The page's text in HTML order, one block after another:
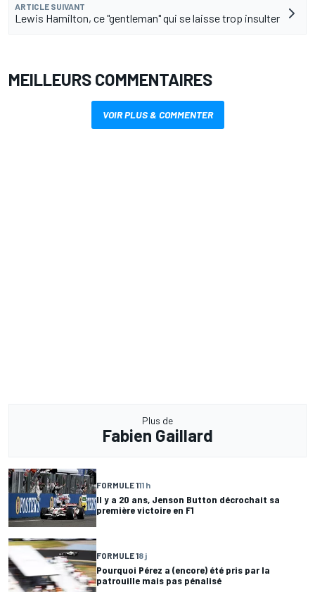
ARTICLE SUIVANT
Lewis Hamilton, ce "gentleman" qui se laisse trop insulter
MEILLEURS COMMENTAIRES
VOIR PLUS & COMMENTER
Plus de
Fabien Gaillard
FORMULE 111 h
Il y a 20 ans, Jenson Button décrochait sa
première victoire en F1
FORMULE 18 j
Pourquoi Pérez a (encore) été pris par la
patrouille mais pas pénalisé